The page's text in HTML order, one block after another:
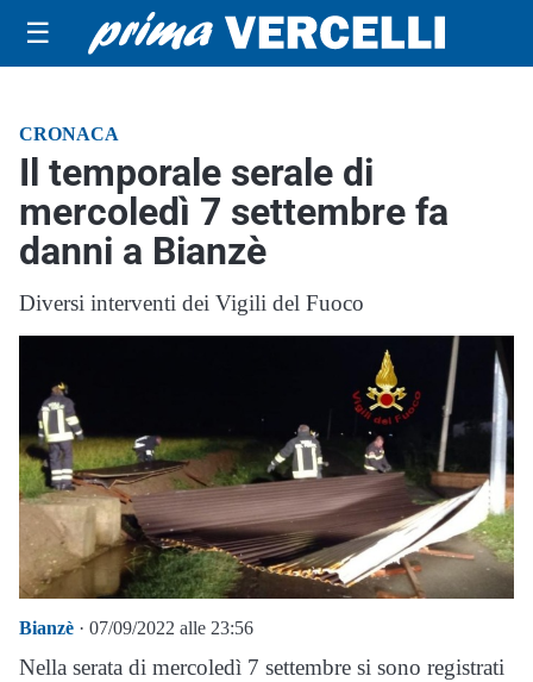
☰
CRONACA
Il temporale serale di
mercoledì 7 settembre fa
danni a Bianzè
Diversi interventi dei Vigili del Fuoco
Bianzè · 07/09/2022 alle 23:56
Nella serata di mercoledì 7 settembre si sono registrati